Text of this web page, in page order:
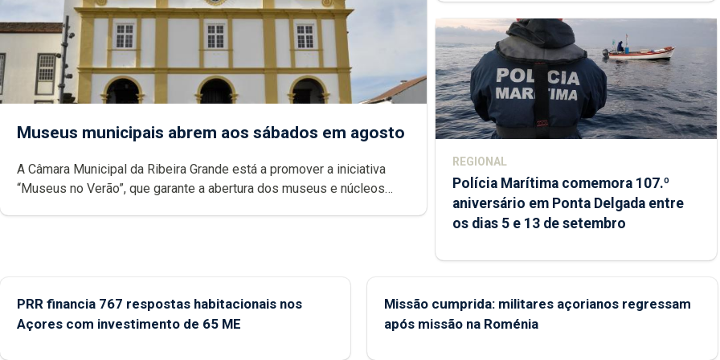
Museus municipais abrem aos sábados em agosto
A Câmara Municipal da Ribeira Grande está a promover a iniciativa
“Museus no Verão”, que garante a abertura dos museus e núcleos
REGIONAL
Polícia Marítima comemora 107.º
aniversário em Ponta Delgada entre
os dias 5 e 13 de setembro
PRR financia 767 respostas habitacionais nos
Açores com investimento de 65 ME
Missão cumprida: militares açorianos regressam
após missão na Roménia